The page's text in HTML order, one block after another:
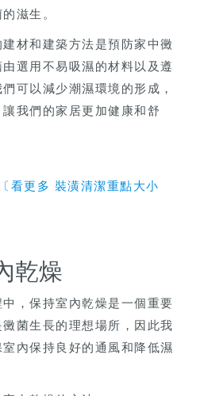
滋生。
材和建築方法是預防家中黴
選用不易吸濕的材料以及遵
可以減少潮濕環境的形成，
我們的家居更加健康和舒
〔看更多 裝潢清潔重點大小
乾燥
，保持室內乾燥是一個重要
菌生長的理想場所，因此我
內保持良好的通風和降低濕